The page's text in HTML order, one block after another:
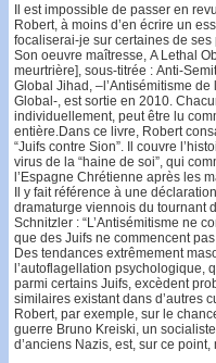
Il est impossible de passer en
Robert, à moins d’en écrire un
focaliserai-je sur certaines de
Son oeuvre maîtresse, A Lethal
meurtrière], sous-titrée : Anti-
Global Jihad, –l’Antisémitisme de
Global-, est sortie en 2010.
individuellement, peut être lu
entière.Dans ce livre, Robert
“Juifs contre Sion”. Il couvre
virus de la “haine de soi”, qui
l’Espagne Chrétienne après les
Il y fait référence à une
dramaturge viennois du tournant
Schnitzler : “L’Antisémitisme ne
que des Juifs ne commencent
Des tendances extrêmement
l’autoflagellation psychologique,
parmi certains Juifs, excèdent
similaires existant dans d’autres
Robert, par exemple, sur le
guerre Bruno Kreiski, un
d’anciens Nazis, est, sur ce point,